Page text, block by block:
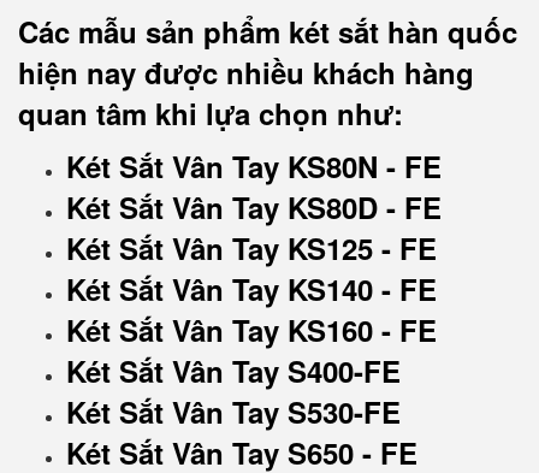
Các mẫu sản phẩm két sắt hàn quốc
hiện nay được nhiều khách hàng
quan tâm khi lựa chọn như:
Két Sắt Vân Tay KS80N - FE
Két Sắt Vân Tay KS80D - FE
Két Sắt Vân Tay KS125 - FE
Két Sắt Vân Tay KS140 - FE
Két Sắt Vân Tay KS160 - FE
Két Sắt Vân Tay S400-FE
Két Sắt Vân Tay S530-FE
Két Sắt Vân Tay S650 - FE